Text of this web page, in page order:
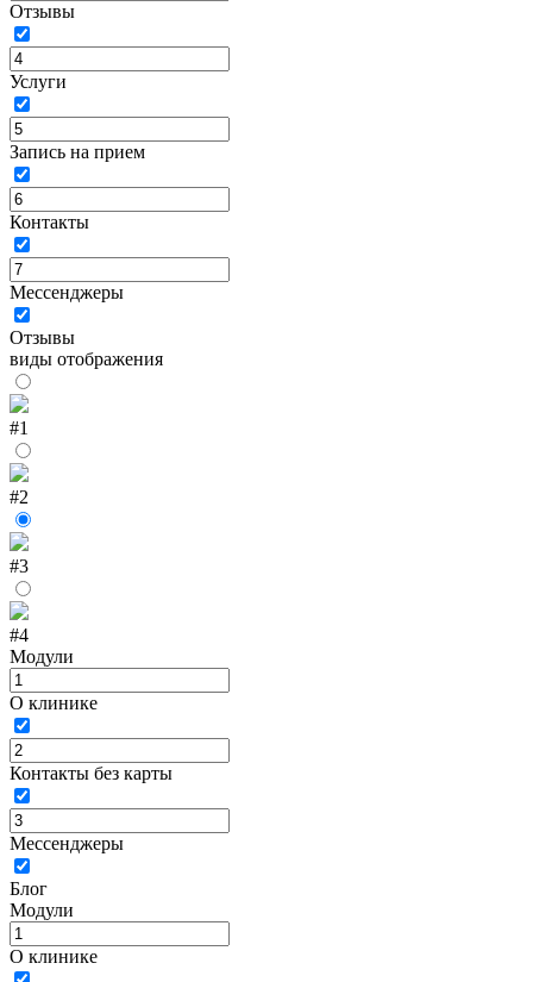
Отзывы
Услуги
Запись на прием
Контакты
Мессенджеры
Отзывы
виды отображения
#1
#2
#3
#4
Модули
О клинике
Контакты без карты
Мессенджеры
Блог
Модули
О клинике